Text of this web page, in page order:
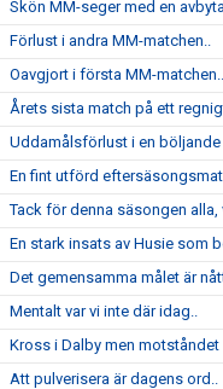
Skön MM-seger med en
Förlust i andra MM-matchen..
Oavgjort i första MM-matchen..
Årets sista match på ett
Uddamålsförlust i en
En fint utförd
Tack för denna säsongen
En stark insats av Husie som
Det gemensamma målet är
Mentalt var vi inte där idag..
Kross i Dalby men motståndet
Att pulverisera är dagens ord..